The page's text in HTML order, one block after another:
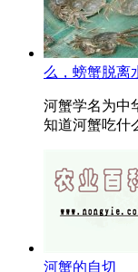
么，螃蟹脱离
河蟹学名为中
知道河蟹吃什
河蟹的自切